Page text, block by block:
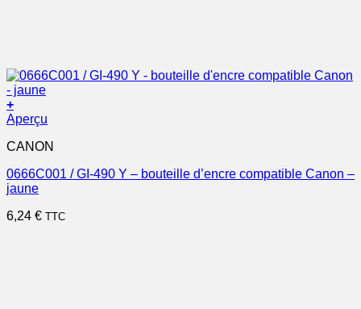
+
Aperçu
CANON
0666C001 / GI-490 Y – bouteille d’encre compatible Canon –
jaune
6,24 € TTC